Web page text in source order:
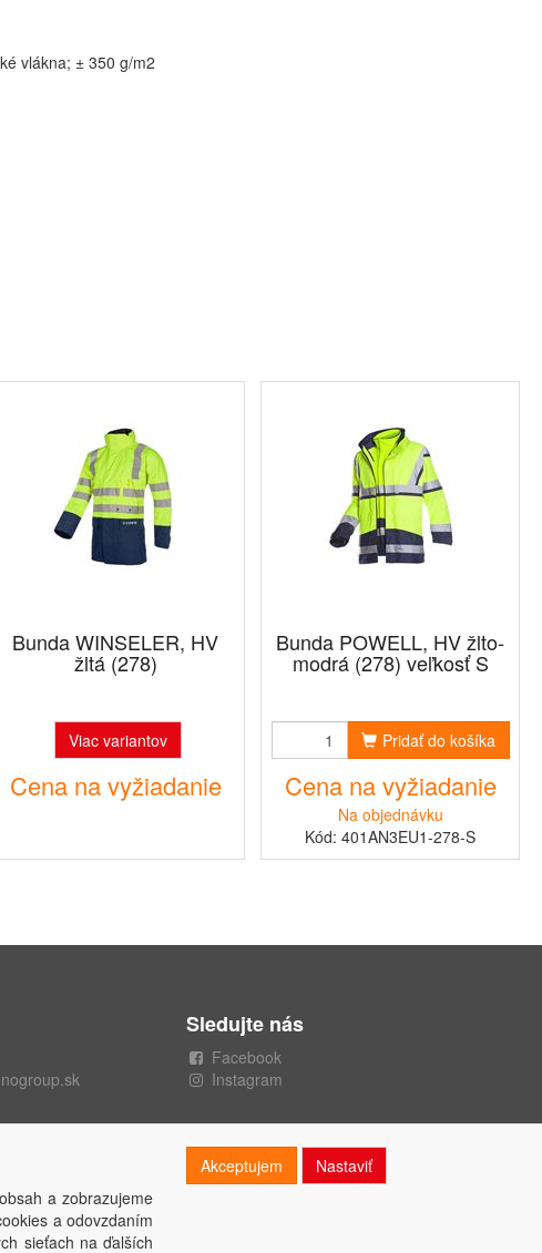
vlákna; ± 350 g/m2
Bunda WINSELER, HV
žltá (278)
Viac variantov
Cena na vyžiadanie
Bunda POWELL, HV žlto-
modrá (278) veľkosť S
Pridať do košíka
Cena na vyžiadanie
Na objednávku
Kód: 401AN3EU1-278-S
Sledujte nás
Facebook
Instagram
a zobrazujeme
a odovzdaním
sieťach na ďalších
Akceptujem Nastaviť